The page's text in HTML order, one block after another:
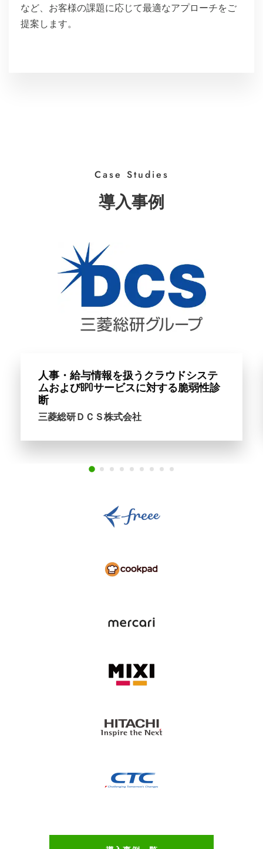
など、お客様の課題に応じて最適なアプローチをご
提案します。
Case Studies
導入事例
制御システムの国際セキュリティ認証
取得に向けたペネトレーションテスト
横河電機株式会社